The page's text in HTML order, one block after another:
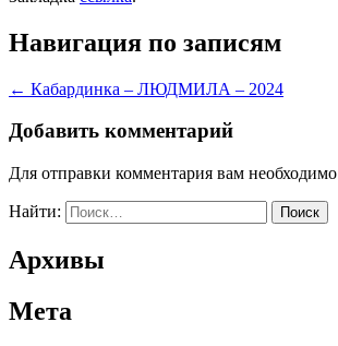
Навигация по записям
← Кабардинка – ЛЮДМИЛА – 2024
Добавить комментарий
Для отправки комментария вам необходимо
Найти:
Архивы
Мета